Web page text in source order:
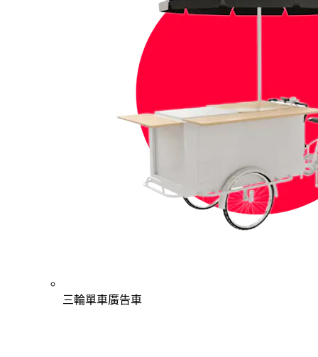
三輪單車廣告車